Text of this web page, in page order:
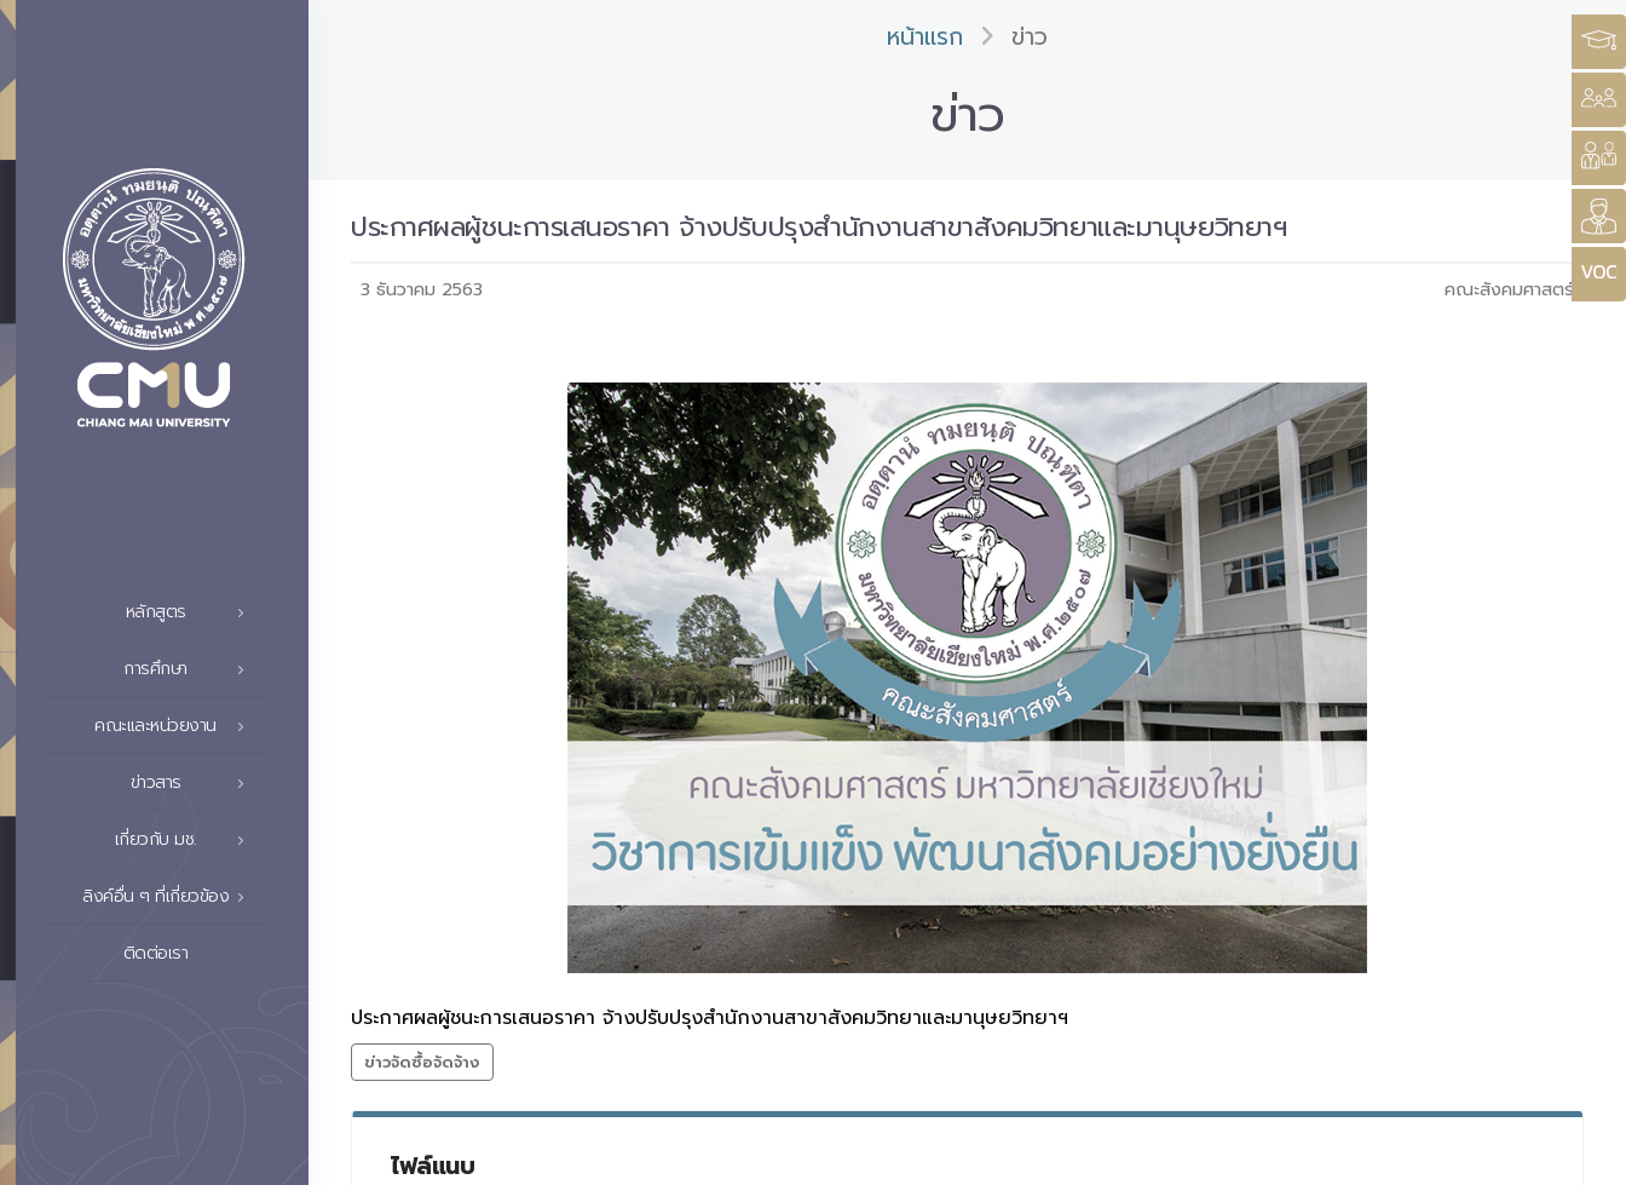
หลักสูตร
การศึกษา
คณะและหน่วยงาน
ข่าวสาร
เกี่ยวกับ มช.
ลิงค์อื่น ๆ ที่เกี่ยวข้อง
ติดต่อเรา
หน้าแรก ข่าว
ข่าว
ประกาศผลผู้ชนะการเสนอราคา จ้างปรับปรุงสำนักงานสาขาสังคมวิทยาและมานุษยวิทยาฯ
3 ธันวาคม 2563 คณะสังคมศาสตร์
ประกาศผลผู้ชนะการเสนอราคา จ้างปรับปรุงสำนักงานสาขาสังคมวิทยาและมานุษยวิทยาฯ
ข่าวจัดซื้อจัดจ้าง
ไฟล์แนบ